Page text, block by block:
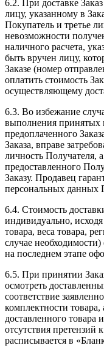
6.2. При доставке
лицу, указанному в
Покупатель и третье
невозможности
наличного расчета,
быть вручен лицу,
Заказе (номер
оплатить стоимость
осуществляющему
6.3. Во избежание
выполнения принятых
предоплаченного
Заказа, вправе
личность Получателя,
предоставленного
Заказу. Продавец
персональных данных
6.4. Стоимость
индивидуально,
товара, веса товара,
случае
на последнем этапе
6.5. При принятии
осмотреть
соответствие
комплектности
доставленного товара
отсутствия претензий
расписывается в